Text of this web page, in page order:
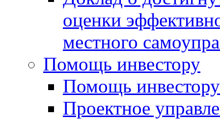
оценки
местного
Помощь инвестору
Помощь инвестору
Проектное